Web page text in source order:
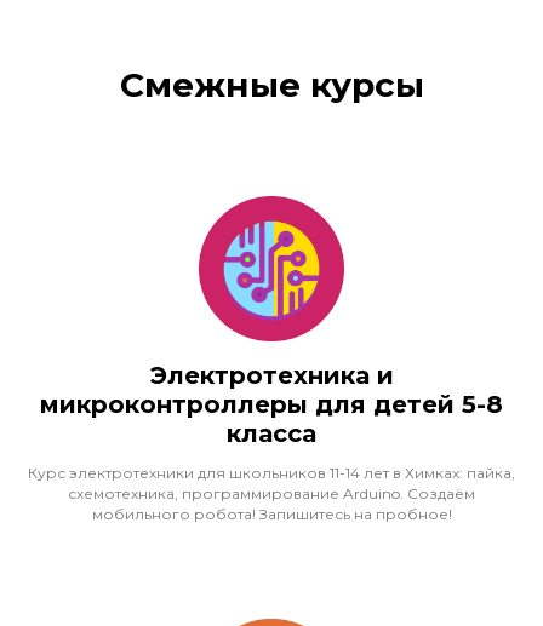
Смежные курсы
Электротехника и
микроконтроллеры для детей 5-8
класса
Курс электротехники для школьников 11-14 лет в Химках: пайка,
схемотехника, программирование Arduino. Создаём
мобильного робота! Запишитесь на пробное!